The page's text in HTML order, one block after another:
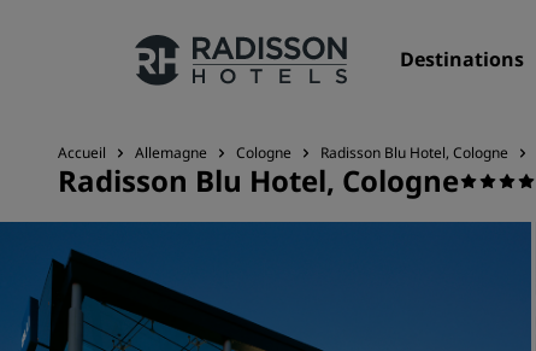
Destinations
Nos enseignes
Marques Radisson Hotels
Accueil Allemagne Cologne Radisson Blu Hotel, Cologne
Radisson Blu Hotel, Cologne